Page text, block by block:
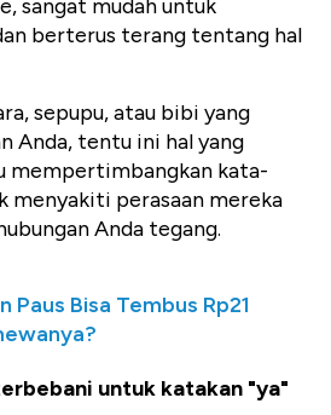
sangat mudah untuk
berterus terang tentang hal
sepupu, atau bibi yang
Anda, tentu ini hal yang
mempertimbangkan kata-
menyakiti perasaan mereka
Anda tegang.
Paus Bisa Tembus Rp21
untuk katakan "ya"